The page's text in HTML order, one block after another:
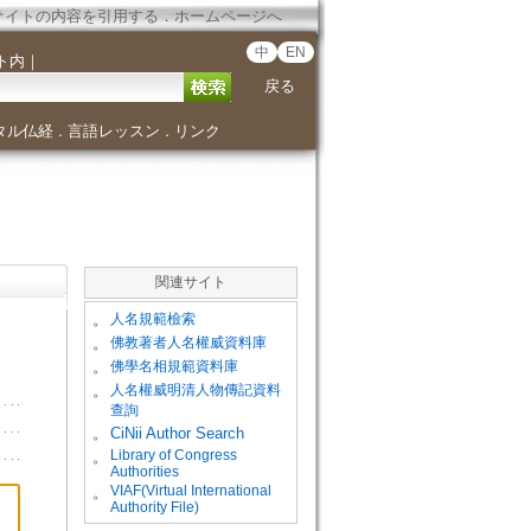
イトの内容を引用する．ホームページへ
内 ｜ 中 EN
戻る
ル仏経． 言語レッスン ． リンク
関連サイト
。 人名規範檢索
。 佛教著者人名權威資料庫
。 佛學名相規範資料庫
。
人名權威明清人物傳記資料
查詢
。
CiNii Author Search
。
Library of Congress
Authorities
。
VIAF(Virtual International
Authority File)